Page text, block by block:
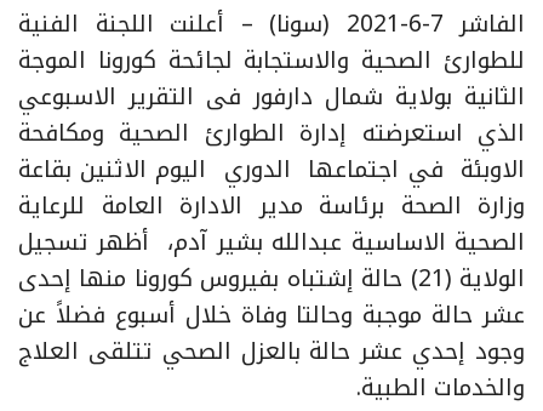
الفاشر 7-6-2021 (سونا) – أعلنت اللجنة الفنية
للطوارئ الصحية والاستجابة لجائحة كورونا الموجة
الثانية بولاية شمال دارفور فى التقرير الاسبوعي
الذي استعرضته إدارة الطوارئ الصحية ومكافحة
الاوبئة في اجتماعها الدوري اليوم الاثنين بقاعة
وزارة الصحة برئاسة مدير الادارة العامة للرعاية
الصحية الاساسية عبدالله بشير آدم، أظهر تسجيل
الولاية (21) حالة إشتباه بفيروس كورونا منها إحدى
عشر حالة موجبة وحالتا وفاة خلال أسبوع فضلاً عن
وجود إحدي عشر حالة بالعزل الصحي تتلقى العلاج
والخدمات الطبية.